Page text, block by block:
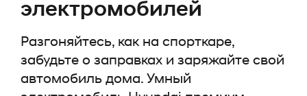
электромобилей
Разгоняйтесь, как на спорткаре,
забудьте о заправках и заряжайте свой
автомобиль дома. Умный